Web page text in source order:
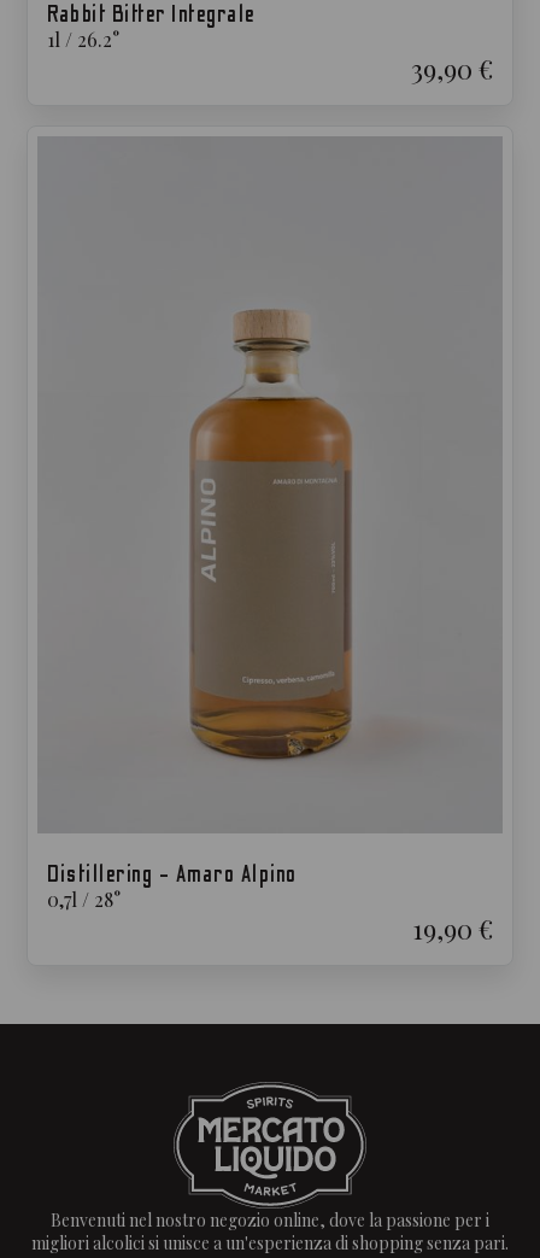
Rabbit Bitter Integrale
1l / 26.2°
39,90 €
Distillering - Amaro Alpino
0,7l / 28°
19,90 €
Benvenuti nel nostro negozio online, dove la passione per i
migliori alcolici si unisce a un'esperienza di shopping senza pari.